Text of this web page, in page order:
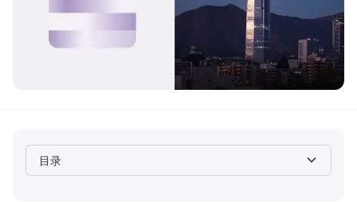
目录